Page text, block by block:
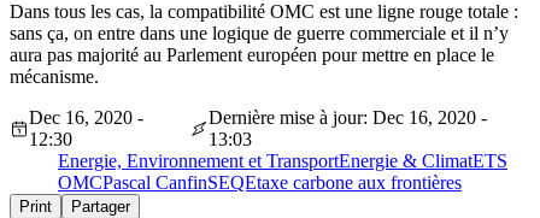
Dans tous les cas, la compatibilité OMC est une ligne rouge totale :
sans ça, on entre dans une logique de guerre commerciale et il n’y
aura pas majorité au Parlement européen pour mettre en place le
mécanisme.
Dec 16, 2020 -
12:30
Dernière mise à jour: Dec 16, 2020 -
13:03
Energie, Environnement et TransportEnergie & ClimatETS
OMCPascal CanfinSEQEtaxe carbone aux frontières
Print Partager